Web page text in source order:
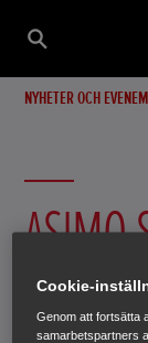
NYHETER OCH
ASIMO
Asimo blir
kaffe åt dig.
Cookie-
Genom att fortsätta
samarbetspartners